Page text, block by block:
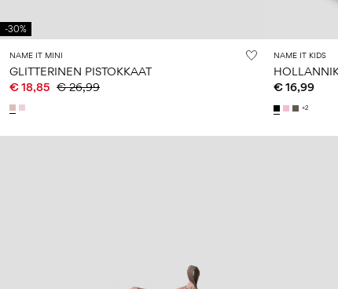
-30%
NAME IT MINI
GLITTERINEN PISTOKKAAT
€ 18,85 € 26,99
NAME IT KIDS
€ 16,99
+2